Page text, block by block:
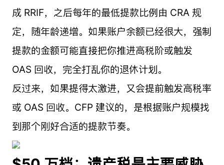
成 RRIF，之后每年的最低提款比例由 CRA 规
定，随年龄递增。如果账户余额已经很大，强制
提款的金额可能直接把你推进高税阶或触发
OAS 回收，完全打乱你的退休计划。
反过来，如果提得太激进，又会提前触发高税率
或 OAS 回收。CFP 建议的，是根据账户规模找
到那个刚好合适的提款节奏。